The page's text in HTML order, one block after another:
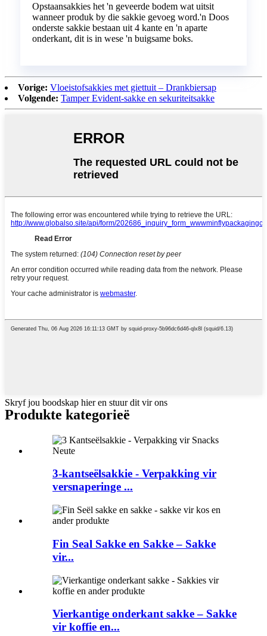
Opstaansakkies het 'n geveerde bodem wat uitsit
wanneer produk by die sakkie gevoeg word.'n Doos
onderste sakkie bestaan ​​uit 4 kante en 'n aparte
onderkant, dit is in wese 'n buigsame boks.
Vorige: Vloeistofsakkies met giettuit – Drankbiersap
Volgende: Tamper Evident-sakke en sekuriteitsakke
Skryf jou boodskap hier en stuur dit vir ons
Produkte kategorieë
3-kantseëlsakkie - Verpakking vir
versnaperinge ...
Fin Seal Sakke en Sakke – Sakke
vir...
Vierkantige onderkant sakke – Sakke
vir koffie en...